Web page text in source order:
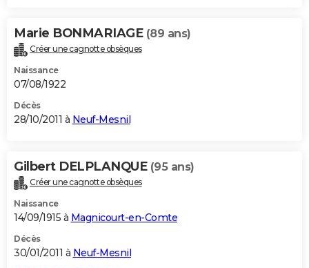
Marie BONMARIAGE (89 ans)
Créer une cagnotte obsèques
Naissance
07/08/1922
Décès
28/10/2011 à Neuf-Mesnil
Gilbert DELPLANQUE (95 ans)
Créer une cagnotte obsèques
Naissance
14/09/1915 à Magnicourt-en-Comte
Décès
30/01/2011 à Neuf-Mesnil